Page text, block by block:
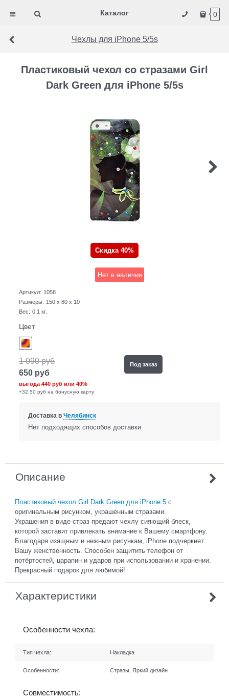
Каталог 0
Чехлы для iPhone 5/5s
Пластиковый чехол со стразами Girl
Dark Green для iPhone 5/5s
Скидка 40%
Нет в наличии
Артикул: 1058
Размеры: 150 x 80 x 10
Вес: 0,1 кг.
Цвет
1 090 руб
650 руб
выгода440 руб или40%
+32,50 руб на бонусную карту
Под заказ
Доставка в Челябинск
Нет подходящих способов доставки
Описание
Пластиковый чехол Girl Dark Green для iPhone 5с
оригинальным рисунком, украшенным стразами.
Украшения в виде страз предают чехлу сияющий блеск,
которой заставит привлекать внимание к Вашему смартфону.
Благодаря изящным и нежным рисункам, iPhone подчеркнет
Вашу женственность. Способен защитить телефон от
потёртостей, царапин и ударов при использовании и хранении.
Прекрасный подарок для любимой!
Характеристики
Особенности чехла:
Тип чехла: Накладка
Особенности: Стразы, Яркий дизайн
Совместимость: